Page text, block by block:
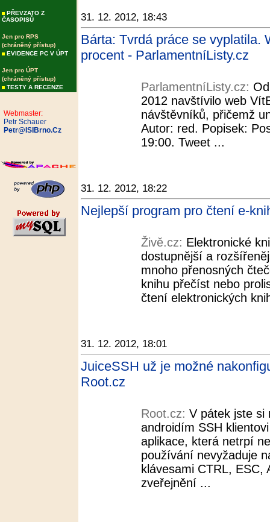
PŘEVZATO Z
ČASOPISŮ
Jen pro RPS
(chráněný přístup)
EVIDENCE PC V ÚPT
Jen pro ÚPT
(chráněný přístup)
TESTY A RECENZE
Webmaster:
Petr Schauer
Petr@ISIBrno.Cz
31. 12. 2012, 18:43
Bárta: Tvrdá práce se vyplatila.
procent - ParlamentníListy.cz
ParlamentníListy.cz:
2012 navštívilo web
návštěvníků, přičemž
Autor: red. Popisek:
19:00. Tweet ...
31. 12. 2012, 18:22
Nejlepší program pro čtení e-
Živě.cz: Elektronické
dostupnější a
mnoho přenosných
knihu přečíst nebo
čtení elektronických
31. 12. 2012, 18:01
JuiceSSH už je možné
Root.cz
Root.cz: V pátek jste si
androidím SSH
aplikace, která netrpí
používání nevyžaduje
klávesami CTRL, ESC,
zveřejnění ...